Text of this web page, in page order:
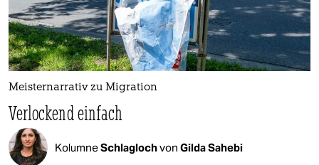
Meisternarrativ zu Migration
Verlockend einfach
KolumneSchlaglochvon Gilda Sahebi